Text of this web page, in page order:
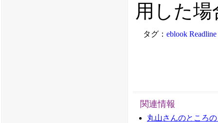
用した
タグ： eblook Readline
関連情報
丸山さんのところ